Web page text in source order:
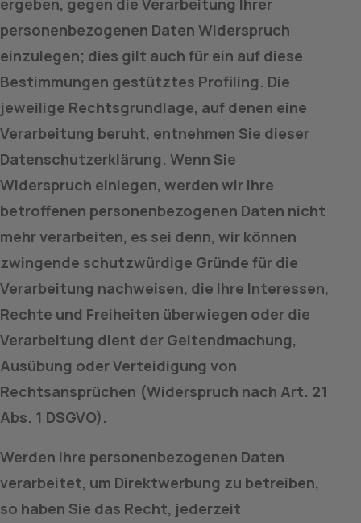
ergeben, gegen die Verarbeitung Ihrer
personenbezogenen Daten Widerspruch
einzulegen; dies gilt auch für ein auf diese
Bestimmungen gestütztes Profiling. Die
jeweilige Rechtsgrundlage, auf denen eine
Verarbeitung beruht, entnehmen Sie dieser
Datenschutzerklärung. Wenn Sie
Widerspruch einlegen, werden wir Ihre
betroffenen personenbezogenen Daten nicht
mehr verarbeiten, es sei denn, wir können
zwingende schutzwürdige Gründe für die
Verarbeitung nachweisen, die Ihre Interessen,
Rechte und Freiheiten überwiegen oder die
Verarbeitung dient der Geltendmachung,
Ausübung oder Verteidigung von
Rechtsansprüchen (Widerspruch nach Art. 21
Abs. 1 DSGVO).
Werden Ihre personenbezogenen Daten
verarbeitet, um Direktwerbung zu betreiben,
so haben Sie das Recht, jederzeit